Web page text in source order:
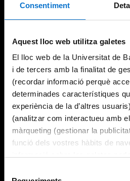
Consentiment
Aquest lloc web utilitza galetes
El lloc web de la Universitat de
i de tercers amb la finalitat de
(recordar informació perquè
determinades característiques
experiència de la d’altres
(analitzar com interactueu amb
màrqueting (gestionar la
funció dels vostres hàbits de